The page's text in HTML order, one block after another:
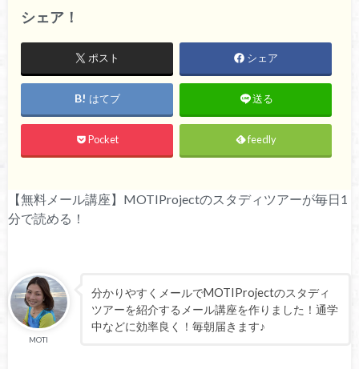
シェア！
ポスト シェア
はてブ 送る
Pocket feedly
【無料メール講座】MOTIProjectのスタディツアーが毎日1
分で読める！
MOTI
分かりやすくメールでMOTIProjectのスタディ
ツアーを紹介するメール講座を作りました！通学
中などに効率良く！毎朝届きます♪